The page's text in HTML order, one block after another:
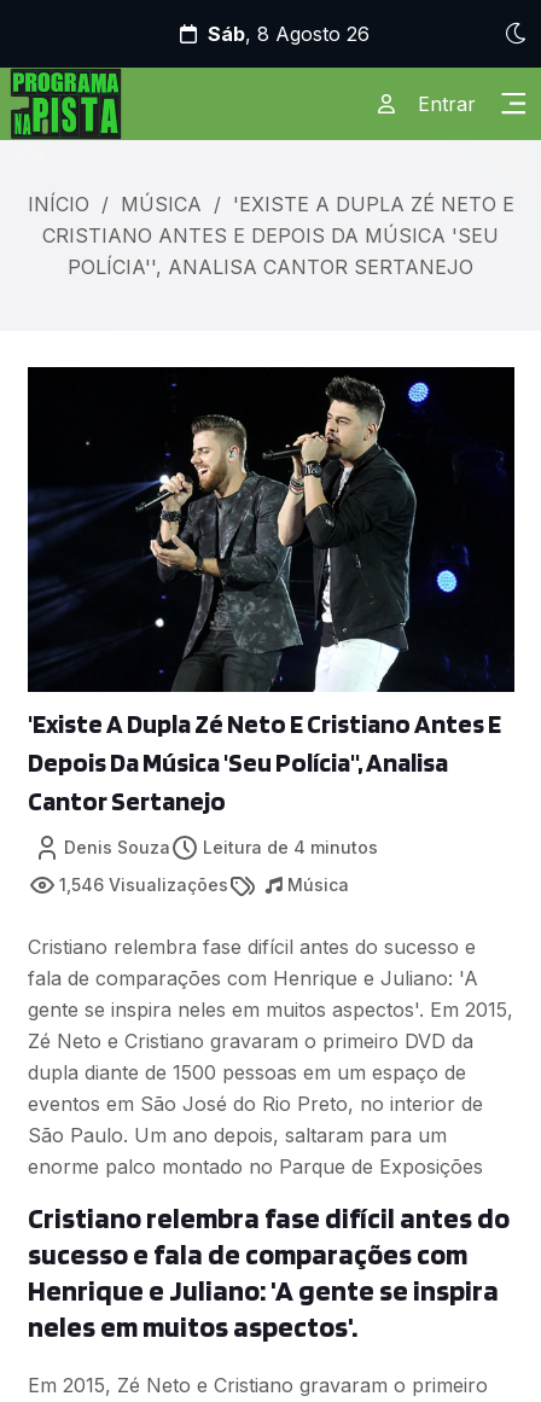
Sáb, 8 Agosto 26
Entrar
INÍCIO / MÚSICA / 'EXISTE A DUPLA ZÉ NETO E
CRISTIANO ANTES E DEPOIS DA MÚSICA 'SEU
POLÍCIA'', ANALISA CANTOR SERTANEJO
'Existe A Dupla Zé Neto E Cristiano Antes E
Depois Da Música 'Seu Polícia'', Analisa
Cantor Sertanejo
Denis Souza
Leitura de 4 minutos
1,546 Visualizações
Música
Cristiano relembra fase difícil antes do sucesso e
fala de comparações com Henrique e Juliano: 'A
gente se inspira neles em muitos aspectos'. Em 2015,
Zé Neto e Cristiano gravaram o primeiro DVD da
dupla diante de 1500 pessoas em um espaço de
eventos em São José do Rio Preto, no interior de
São Paulo. Um ano depois, saltaram para um
enorme palco montado no Parque de Exposições
Cristiano relembra fase difícil antes do
sucesso e fala de comparações com
Henrique e Juliano: 'A gente se inspira
neles em muitos aspectos'.
Em 2015, Zé Neto e Cristiano gravaram o primeiro